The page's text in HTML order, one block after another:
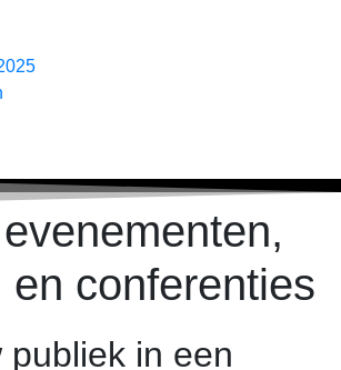
en conferenties
publiek in een